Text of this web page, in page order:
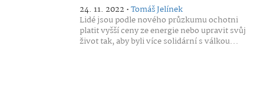
24. 11. 2022 •Tomáš Jelínek
Lidé jsou podle nového průzkumu ochotni
platit vyšší ceny ze energie nebo upravit svůj
život tak, aby byli více solidární s válkou...